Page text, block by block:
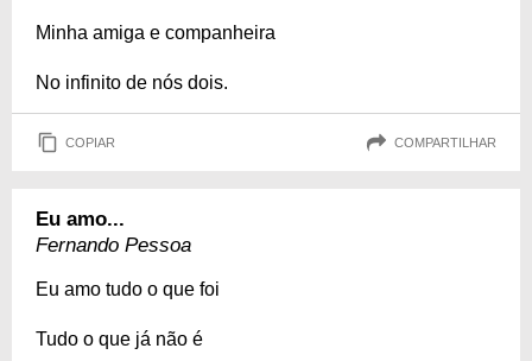
Minha amiga e companheira
No infinito de nós dois.
COPIAR COMPARTILHAR
Eu amo...
Fernando Pessoa
Eu amo tudo o que foi
Tudo o que já não é